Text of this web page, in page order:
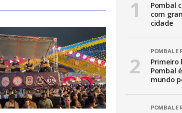
Pombal
com
cidade
POMBAL E
Primeiro
Pombal
mundo
POMBAL E